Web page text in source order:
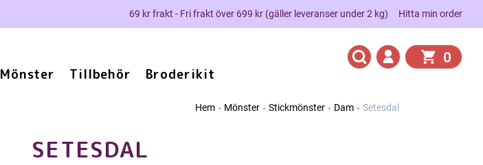
69 kr frakt - Fri frakt över 699 kr (gäller leveranser under 2 kg) Hitta min order
Mönster Tillbehör Broderikit
0
Hem Mönster Stickmönster Dam Setesdal
SETESDAL